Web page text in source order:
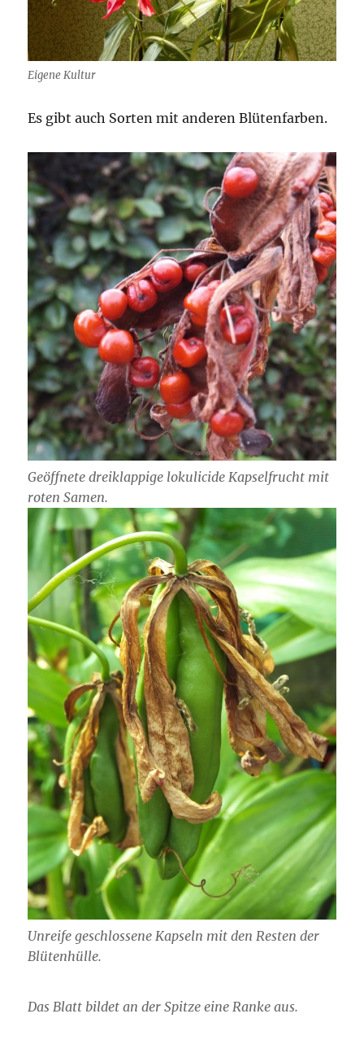
Eigene Kultur
Es gibt auch Sorten mit anderen Blütenfarben.
Geöffnete dreiklappige lokulicide Kapselfrucht mit
roten Samen.
Unreife geschlossene Kapseln mit den Resten der
Blütenhülle.
Das Blatt bildet an der Spitze eine Ranke aus.